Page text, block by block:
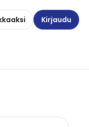
Kirjaudu